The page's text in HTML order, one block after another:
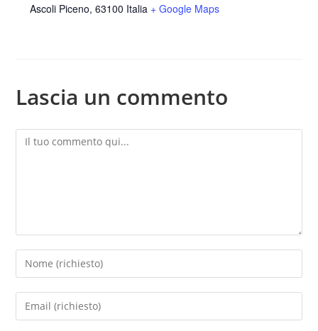
Ascoli Piceno, 63100 Italia + Google Maps
Lascia un commento